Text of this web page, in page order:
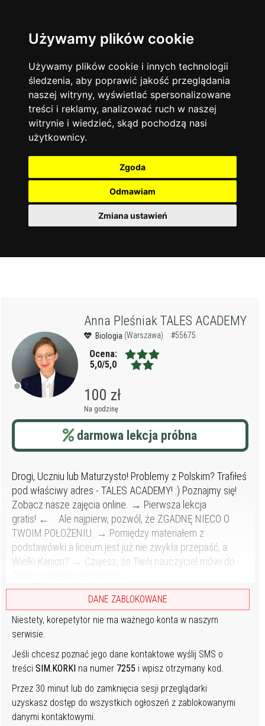
Używamy plików cookie
Używamy plików cookie i innych technologii
śledzenia, aby poprawić jakość przeglądania
naszej witryny, wyświetlać spersonalizowane
treści i reklamy, analizować ruch w naszej
witrynie i wiedzieć, skąd pochodzą nasi
użytkownicy.
Zgoda
Odmawiam
Zmiana ustawień
Język angielski 13744
Matematyka 12928
Chemia 4886
Język niemiecki 4307
Język polski 3426
Fizyka
Język francuski
Warszawa
Korepetycje
Online
14839
Kraków 7753
Wrocław
Łódź 3513
Gdańsk 2075
Anna Pleśniak TALES ACADEMY
Biologia (Warszawa) #55675
Ocena:
5,0/5,0
100 zł
Na godzinę
darmowa lekcja próbna
Drogi, Uczniu lub Maturzysto! Problemy z Polskim? Trafiłeś
pod właściwy adres - TALES ACADEMY! :) Poznajmy się!
Zobacz nasze zajęcia online. → Pierwsza lekcja
gratis! ← Ale najpierw, pozwól, że ZGADNĘ NIECO O
TWOIM POŁOŻENIU. → Pomiędzy materiałem z
podstawówki a liceum jest już nie zwykła przepaść, a
Wielki Kanion? → Czujesz, że Twój nauczyciel mówi do
DANE ZABLOKOWANE
Niestety, korepetytor nie ma ważnego konta w naszym
serwisie.
Jeśli chcesz poznać jego dane kontaktowe wyślij SMS o
treściSIM.KORKI na numer 7255 i wpisz otrzymany kod.
Przez 30 minut lub do zamknięcia sesji przeglądarki
uzyskasz dostęp do wszystkich ogłoszeń z zablokowanymi
danymi kontaktowymi.